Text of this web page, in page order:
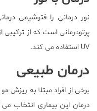
نور درمانی را فتوشیمی
پرتودرمانی است که از ترکیبی
UV استفاده می کند.
درمان طبیعی
برخی از افراد مبتلا به
درمان این بیماری انتخاب